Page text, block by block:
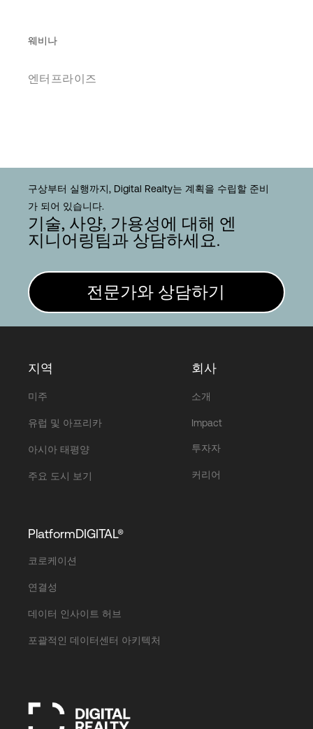
웨비나
엔터프라이즈
구상부터 실행까지, Digital Realty는 계획을 수립할 준비
가 되어 있습니다.
기술, 사양, 가용성에 대해 엔
지니어링팀과 상담하세요.
전문가와 상담하기
지역
미주
유럽 및 아프리카
아시아 태평양
주요 도시 보기
회사
소개
Impact
투자자
커리어
PlatformDIGITAL®
코로케이션
연결성
데이터 인사이트 허브
포괄적인 데이터센터 아키텍처